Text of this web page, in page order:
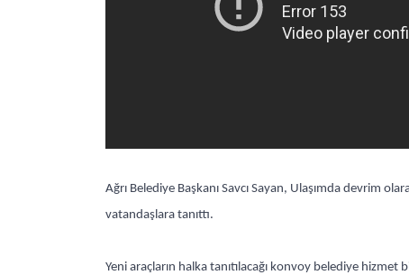
Ağrı Belediye Başkanı Savcı Sayan, Ulaşımda devrim
vatandaşlara tanıttı.
Yeni araçların halka tanıtılacağı konvoy belediye